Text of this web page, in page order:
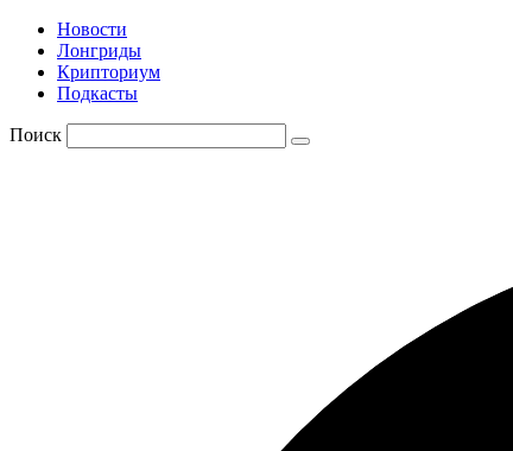
Новости
Лонгриды
Крипториум
Подкасты
Поиск